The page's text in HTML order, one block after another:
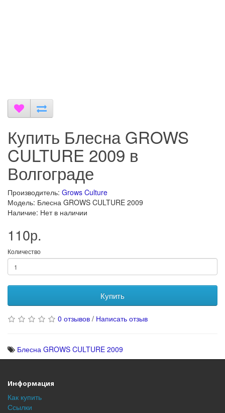
Купить Блесна GROWS
CULTURE 2009 в
Волгограде
Производитель: Grows Culture
Модель: Блесна GROWS CULTURE 2009
Наличие: Нет в наличии
110р.
Количество
Купить
0 отзывов / Написать отзыв
Блесна GROWS CULTURE 2009
Информация
Как купить
Ссылки